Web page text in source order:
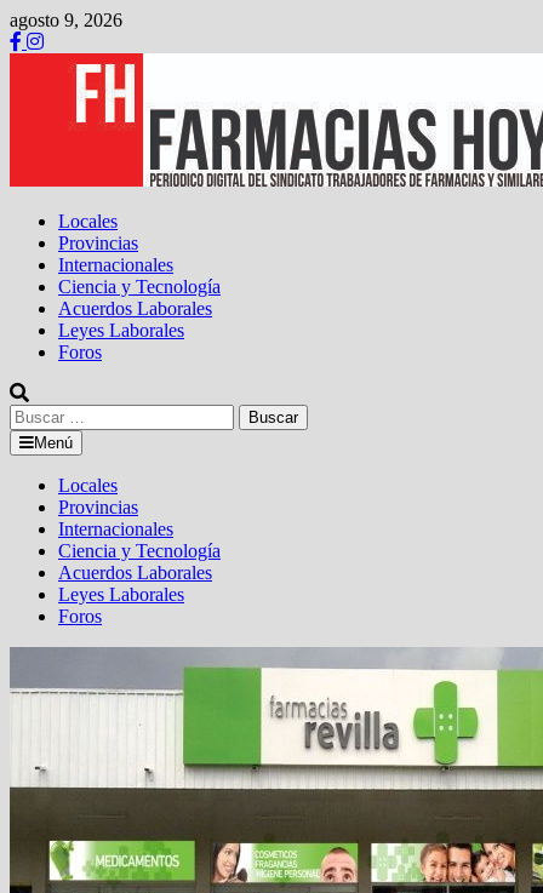
Saltar
al
contenido
agosto 9, 2026
Locales
Provincias
Internacionales
Ciencia y Tecnología
Acuerdos Laborales
Leyes Laborales
Foros
Buscar:
Menú
Locales
Provincias
Internacionales
Ciencia y Tecnología
Acuerdos Laborales
Leyes Laborales
Foros